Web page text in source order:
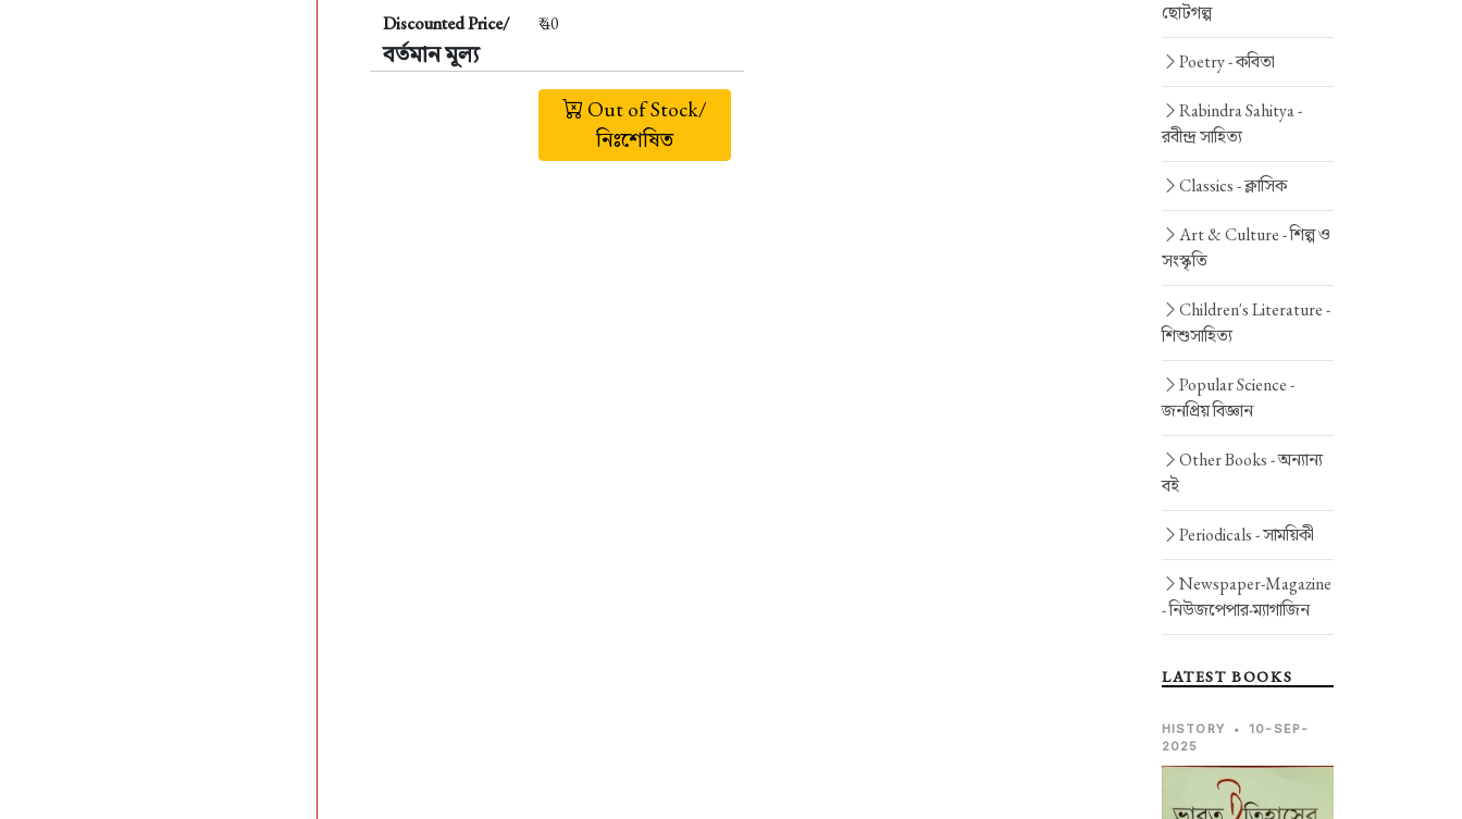
Discounted Price/
বর্তমান মূল্য
₹ 40
Out of Stock/
নিঃশেষিত
ছোটগল্প
Poetry -কবিতা
Rabindra Sahitya -
রবীন্দ্র সাহিত্য
Classics -ক্লাসিক
Art & Culture -শিল্প ও
সংস্কৃতি
Children's Literature -
শিশুসাহিত্য
Popular Science -
জনপ্রিয় বিজ্ঞান
Other Books -অন্যান্য
বই
Periodicals -সাময়িকী
Newspaper-Magazine
-নিউজপেপার-ম্যাগাজিন
LATEST BOOKS
HISTORY •
10-SEP-
2025